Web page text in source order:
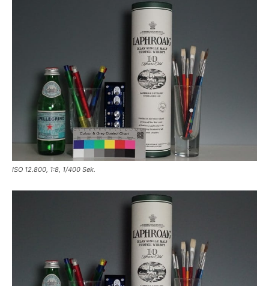
ISO 12.800, 1:8, 1/400 Sek.